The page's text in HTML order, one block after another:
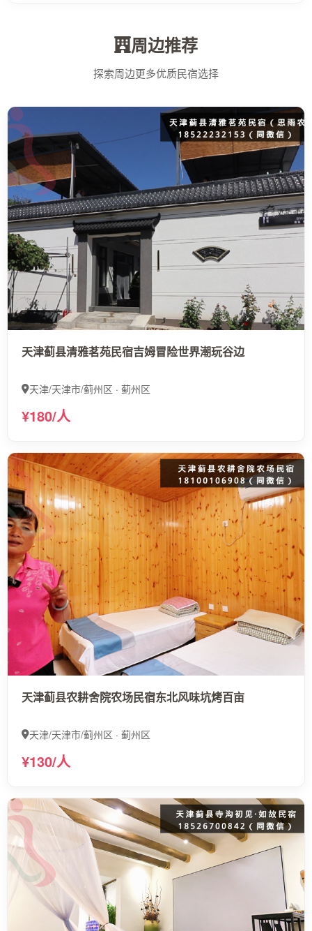
周边推荐
探索周边更多优质民宿选择
天津蓟县清雅茗苑民宿吉姆冒险世界潮玩谷边
天津/天津市/蓟州区 · 蓟州区
¥180/人
天津蓟县农耕舍院农场民宿东北风味坑烤百亩
天津/天津市/蓟州区 · 蓟州区
¥130/人